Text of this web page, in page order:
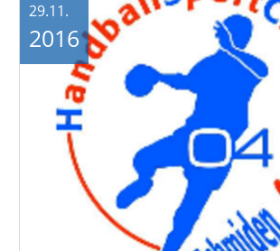
29.11.
2016